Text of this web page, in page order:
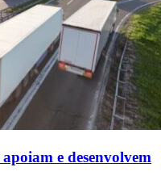
e desenvolvem